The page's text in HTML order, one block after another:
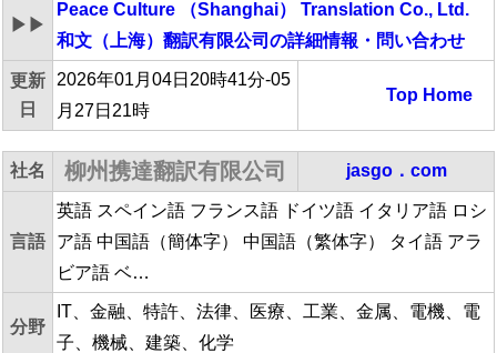
▶▶
Peace Culture （Shanghai） Translation Co., Ltd.
和文（上海）翻訳有限公司 の詳細情報・問い合わせ
更新
日
2026年01月04日20時41分-05
月27日21時
Top Home
社名 柳州携達翻訳有限公司 jasgo．com
言語
英語 スペイン語 フランス語 ドイツ語 イタリア語 ロシ
ア語 中国語（簡体字） 中国語（繁体字） タイ語 アラ
ビア語 ベ…
分野
IT、金融、特許、法律、医療、工業、金属、電機、電
子、機械、建築、化学